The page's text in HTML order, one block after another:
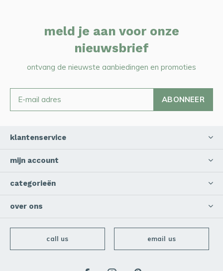
meld je aan voor onze
nieuwsbrief
ontvang de nieuwste aanbiedingen en promoties
ABONNEER
klantenservice
mijn account
categorieën
over ons
call us email us